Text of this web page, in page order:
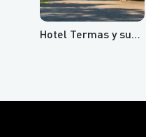
Hotel Termas y sus aguas termales